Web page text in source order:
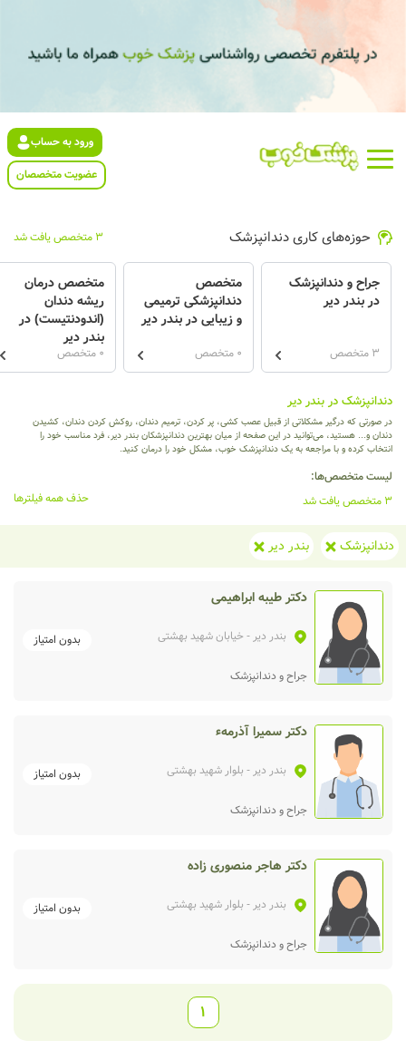
ورود به حساب
عضویت متخصصان
حوزه‌های کاری دندانپزشک 3 متخصص یافت شد
جراح و دندانپزشک
در بندر دیر
3 متخصص
متخصص
دندانپزشکی ترمیمی
و زیبایی در بندر دیر
0 متخصص
متخصص درمان
ریشه دندان
(اندودنتیست) در
بندر دیر
0 متخصص
دندانپزشک در بندر دیر
در صورتی که درگیر مشکلاتی از قبیل عصب کشی، پر کردن، ترمیم دندان، روکش کردن دندان، کشیدن
دندان و... هستید، می‌توانید در این صفحه از میان بهترین دندانپزشکان بندر دیر، فرد مناسب خود را
انتخاب کرده و با مراجعه به یک دندانپزشک خوب، مشکل خود را درمان کنید.
لیست متخصص‌ها:
3 متخصص یافت شد
حذف همه فیلترها
دندانپزشک بندر دیر
دکتر طیبه ابراهیمی
بندر دیر - خیابان شهید بهشتی بدون امتیاز
جراح و دندانپزشک
دکتر سمیرا آذرمهء
بندر دیر - بلوار شهید بهشتی بدون امتیاز
جراح و دندانپزشک
دکتر هاجر منصوری زاده
بندر دیر - بلوار شهید بهشتی بدون امتیاز
جراح و دندانپزشک
1